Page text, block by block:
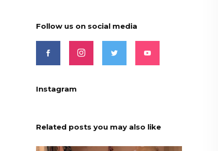
Follow us on social media
Instagram
Related posts you may also like